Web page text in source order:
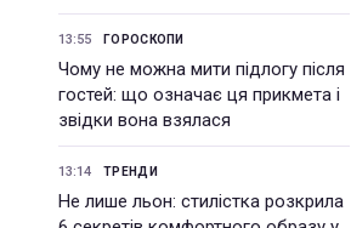
13:55 ГОРОСКОПИ
Чому не можна мити підлогу після
гостей: що означає ця прикмета і
звідки вона взялася
13:14 ТРЕНДИ
Не лише льон: стилістка розкрила